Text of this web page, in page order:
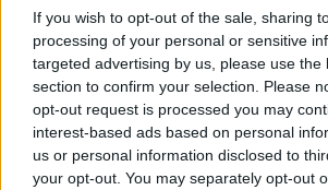
If you wish to opt-out of the sale, sharing
processing of your personal or sensitive
targeted advertising by us, please use the
section to confirm your selection. Please
opt-out request is processed you may
interest-based ads based on personal
us or personal information disclosed to
your opt-out. You may separately opt-out
09.08.2026, 15:35